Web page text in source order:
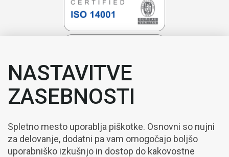
NASTAVITVE
ZASEBNOSTI
Spletno mesto uporablja piškotke. Osnovni so nujni
za delovanje, dodatni pa vam omogočajo boljšo
uporabniško izkušnjo in dostop do kakovostne